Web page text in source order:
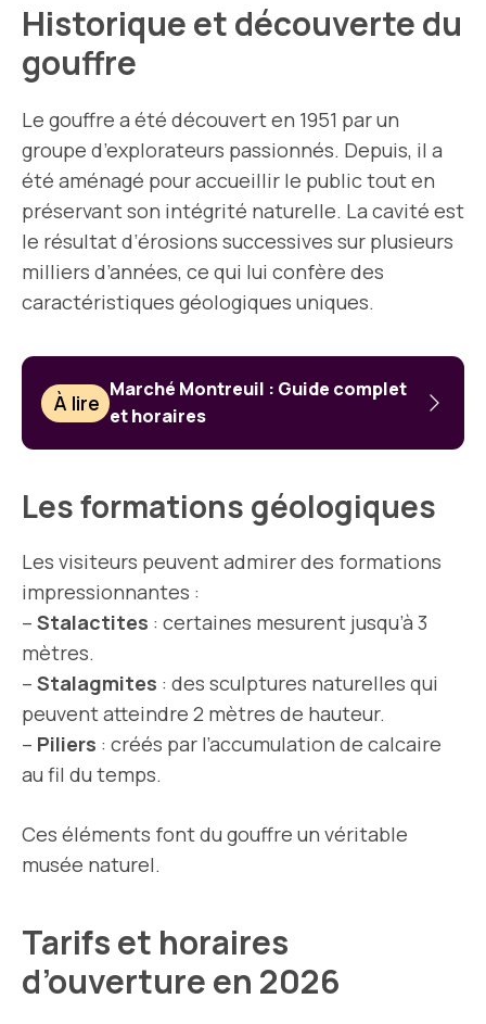
Historique et découverte du
gouffre
Le gouffre a été découvert en 1951 par un
groupe d’explorateurs passionnés. Depuis, il a
été aménagé pour accueillir le public tout en
préservant son intégrité naturelle. La cavité est
le résultat d’érosions successives sur plusieurs
milliers d’années, ce qui lui confère des
caractéristiques géologiques uniques.
À lire
Marché Montreuil : Guide complet
et horaires
Les formations géologiques
Les visiteurs peuvent admirer des formations
impressionnantes :
– Stalactites : certaines mesurent jusqu’à 3
mètres.
– Stalagmites : des sculptures naturelles qui
peuvent atteindre 2 mètres de hauteur.
– Piliers : créés par l’accumulation de calcaire
au fil du temps.
Ces éléments font du gouffre un véritable
musée naturel.
Tarifs et horaires
d’ouverture en 2026